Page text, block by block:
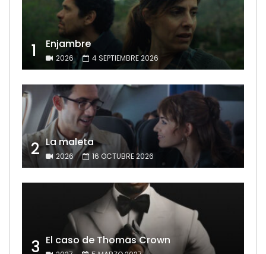
1 Enjambre
2026 4 SEPTIEMBRE 2026
2 La maleta
2026 16 OCTUBRE 2026
3 El caso de Thomas Crown